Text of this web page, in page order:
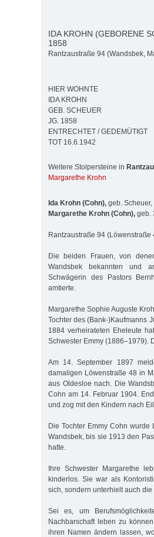
IDA KROHN (GEBORENE
1858
Rantzaustraße 94 (Wandsbek,
HIER WOHNTE
IDA KROHN
GEB. SCHEUER
JG. 1858
ENTRECHTET / GEDEMÜTIGT
TOT 16.6.1942
Weitere Stolpersteine in
Margarethe Krohn
Ida Krohn (Cohn), geb.
Margarethe Krohn (Cohn), geb.
Rantzaustraße 94 (Löwenstraße
Die beiden Frauen, von
Wandsbek bekannten und
Schwägerin des Pastors
amtierte.
Margarethe Sophie Auguste
Tochter des (Bank-)Kaufmanns
1884 verheirateten Eheleute
Schwester Emmy (1886–1979).
Am 14. September 1897
damaligen Löwenstraße 48 in
aus Oldesloe nach. Die
Cohn am 14. Februar 1904.
und zog mit den Kindern nach
Die Tochter Emmy Cohn
Wandsbek, bis sie 1913 den
hatte.
Ihre Schwester Margarethe
kinderlos. Sie war als
sich, sondern unterhielt auch die
Sei es, um
Nachbarschaft leben zu
ihren Namen ändern lassen,